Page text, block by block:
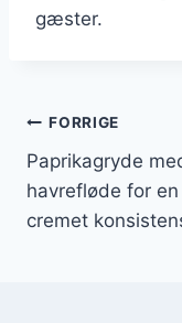
gæster.
FORRIGE
Paprikagryde
havrefløde for en
cremet